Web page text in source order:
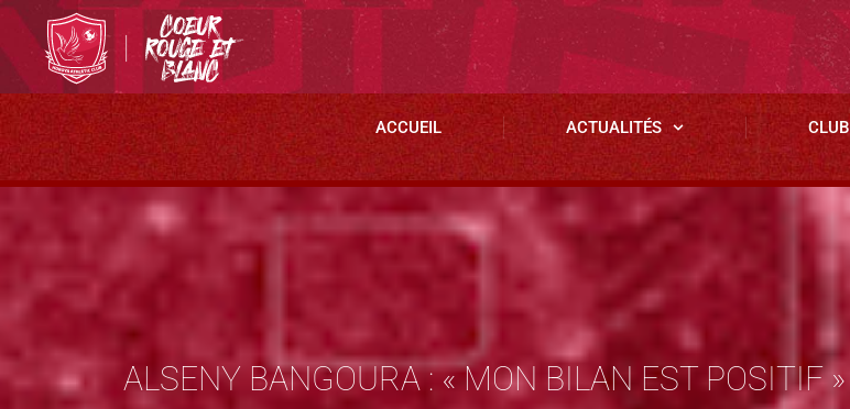
ACCUEIL ACTUALITÉS CLUB
ALSENY BANGOURA : « MON BILAN EST POSITIF »